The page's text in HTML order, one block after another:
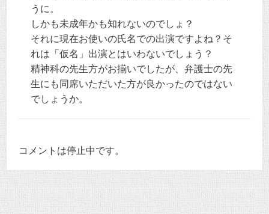
うに。
しかも未成年かも知れないのでしょ？
それに現在お使いの氏名での出演ですよね？そ
れは「仮名」出演とはいわないでしょう？
精神科の先生方がお揃いでしたが、弁護士の先
生にも同席いただいた方が良かったのではない
でしょうか。
コメントは停止中です。